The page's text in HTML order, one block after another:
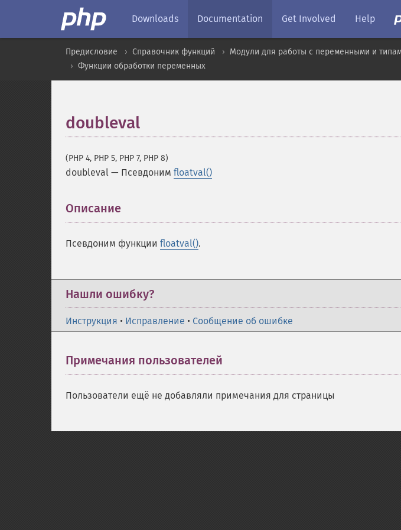
Downloads Documentation Get Involved Help
Предисловие Справочник функций Модули для работы с переменными и
Функции обработки переменных
doubleval
(PHP 4, PHP 5, PHP 7, PHP 8)
doubleval — Псевдоним floatval()
Описание
Псевдоним функции floatval().
Нашли ошибку?
Инструкция • Исправление • Сообщение об ошибке
Примечания пользователей
Пользователи ещё не добавляли примечания для страницы